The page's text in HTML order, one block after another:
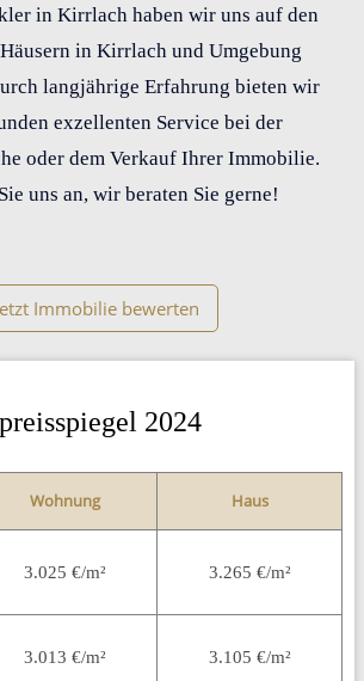
in Kirrlach haben wir uns auf den
in Kirrlach und Umgebung
langjährige Erfahrung bieten wir
exzellenten Service bei der
oder dem Verkauf Ihrer Immobilie.
uns an, wir beraten Sie gerne!
Immobilie bewerten
2024
Wohnung Haus
3.025 €/m² 3.265 €/m²
3.013 €/m² 3.105 €/m²